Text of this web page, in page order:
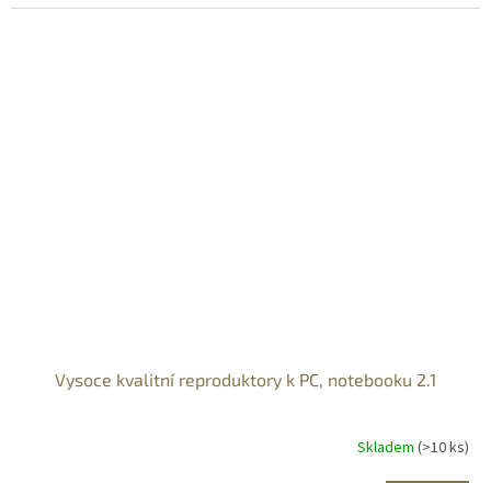
Vysoce kvalitní reproduktory k PC, notebooku 2.1
Skladem (>10 ks)